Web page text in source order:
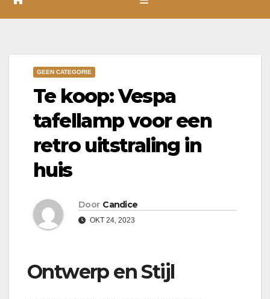
GEEN CATEGORIE
Te koop: Vespa
tafellamp voor een
retro uitstraling in
huis
Door Candice
OKT 24, 2023
Ontwerp en Stijl